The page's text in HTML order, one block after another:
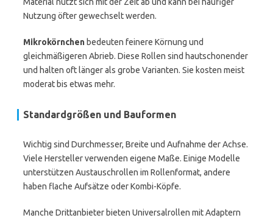
Nutzung öfter gewechselt werden.
Mikrokörnchen bedeuten feinere Körnung und
gleichmäßigeren Abrieb. Diese Rollen sind hautschonender
und halten oft länger als grobe Varianten. Sie kosten meist
moderat bis etwas mehr.
Standardgrößen und Bauformen
Wichtig sind Durchmesser, Breite und Aufnahme der Achse.
Viele Hersteller verwenden eigene Maße. Einige Modelle
unterstützen Austauschrollen im Rollenformat, andere
haben flache Aufsätze oder Kombi-Köpfe.
Manche Drittanbieter bieten Universalrollen mit Adaptern